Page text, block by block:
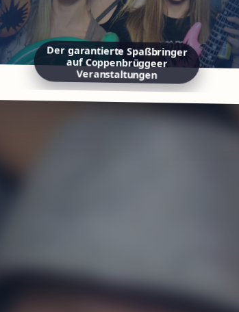
Der garantierte Spaßbringer
auf Coppenbrüggeer
Veranstaltungen